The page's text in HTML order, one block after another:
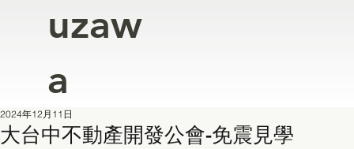
uzaw
a
大台中不動產開發公會-免震見學
2024年12月11日